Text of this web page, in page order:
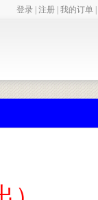
登录 注册 我的订单